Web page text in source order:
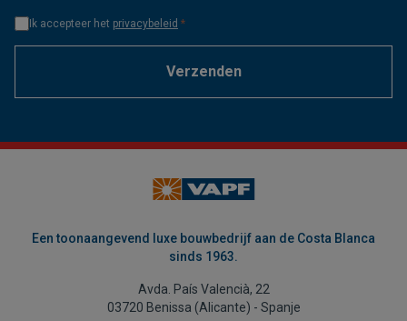
Ik accepteer het privacybeleid *
Verzenden
Een toonaangevend luxe bouwbedrijf aan de Costa Blanca
sinds 1963.
Avda. País Valencià, 22
03720 Benissa (Alicante) - Spanje